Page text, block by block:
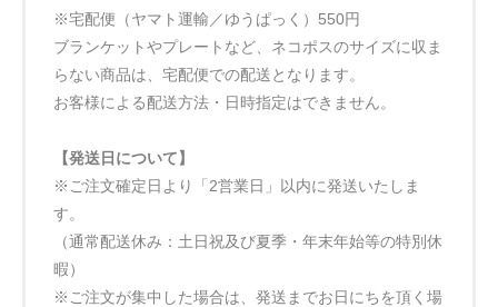
※宅配便（ヤマト運輸／ゆうぱっく）550円
ブランケットやプレートなど、ネコポスのサイズに収ま
らない商品は、宅配便での配送となります。
お客様による配送方法・日時指定はできません。
【発送日について】
※ご注文確定日より「2営業日」以内に発送いたしま
す。
（通常配送休み：土日祝及び夏季・年末年始等の特別休
暇）
※ご注文が集中した場合は、発送までお日にちを頂く場